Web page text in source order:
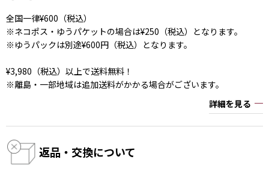
全国一律¥600（税込）
※ネコポス・ゆうパケットの場合は¥250（税込）となります。
※ゆうパックは別途¥600円（税込）となります。
¥3,980（税込）以上で送料無料！
※離島・一部地域は追加送料がかかる場合がございます。
詳細を見る
返品・交換について